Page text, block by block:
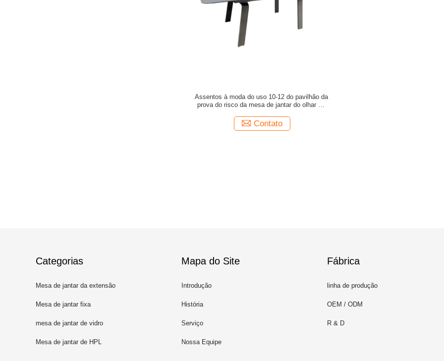
Assentos à moda do uso 10-12 do pavilhão da
prova do risco da mesa de jantar do olhar da
Contato
Categorias
Mesa de jantar da extensão
Mesa de jantar fixa
mesa de jantar de vidro
moderada
Mesa de jantar de HPL
Mapa do Site
Introdução
História
Serviço
Nossa Equipe
Fábrica
linha de produção
OEM / ODM
R & D